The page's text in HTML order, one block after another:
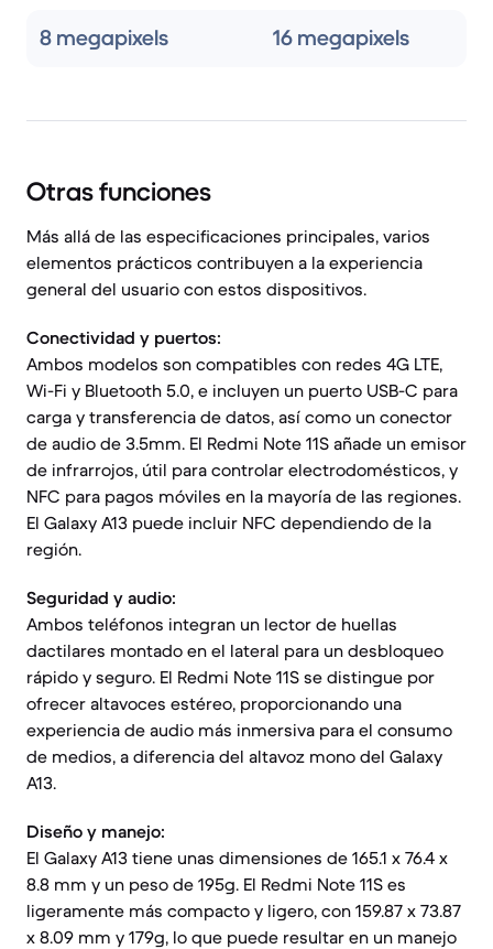
8 megapixels 16 megapixels
Otras funciones
Más allá de las especificaciones principales, varios
elementos prácticos contribuyen a la experiencia
general del usuario con estos dispositivos.
Conectividad y puertos:
Ambos modelos son compatibles con redes 4G LTE,
Wi-Fi y Bluetooth 5.0, e incluyen un puerto USB-C para
carga y transferencia de datos, así como un conector
de audio de 3.5mm. El Redmi Note 11S añade un emisor
de infrarrojos, útil para controlar electrodomésticos, y
NFC para pagos móviles en la mayoría de las regiones.
El Galaxy A13 puede incluir NFC dependiendo de la
región.
Seguridad y audio:
Ambos teléfonos integran un lector de huellas
dactilares montado en el lateral para un desbloqueo
rápido y seguro. El Redmi Note 11S se distingue por
ofrecer altavoces estéreo, proporcionando una
experiencia de audio más inmersiva para el consumo
de medios, a diferencia del altavoz mono del Galaxy
A13.
Diseño y manejo:
El Galaxy A13 tiene unas dimensiones de 165.1 x 76.4 x
8.8 mm y un peso de 195g. El Redmi Note 11S es
ligeramente más compacto y ligero, con 159.87 x 73.87
x 8.09 mm y 179g, lo que puede resultar en un manejo